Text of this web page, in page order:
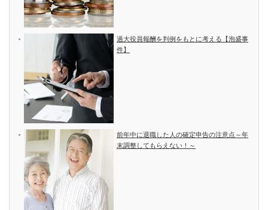
過大役員報酬を判例をもとに考える【泡盛事
件】
前年中に退職した人の確定申告の注意点～年
末調整してもらえない！～